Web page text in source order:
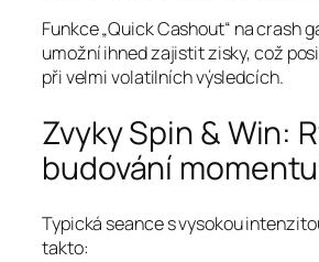
Funkce „Quick Cashout“ na crash
umožní ihned zajistit zisky, což
při velmi volatilních výsledcích.
Zvyky Spin & Win:
budování
Typická seance s vysokou
takto: